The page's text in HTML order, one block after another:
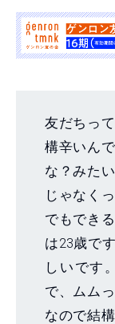
友だちっ
構辛いん
な？みた
じゃなく
でもでき
は23歳で
しいです
で、ムム
なので結